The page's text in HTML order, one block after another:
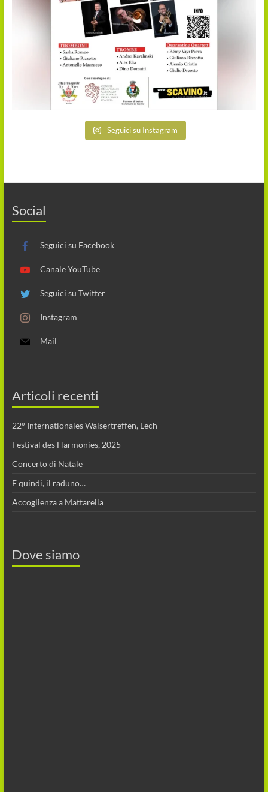
Seguici su Instagram
Social
Seguici su Facebook
Canale YouTube
Seguici su Twitter
Instagram
Mail
Articoli recenti
22° Internationales Walsertreffen, Lech
Festival des Harmonies, 2025
Concerto di Natale
E quindi, il raduno…
Accoglienza a Mattarella
Dove siamo